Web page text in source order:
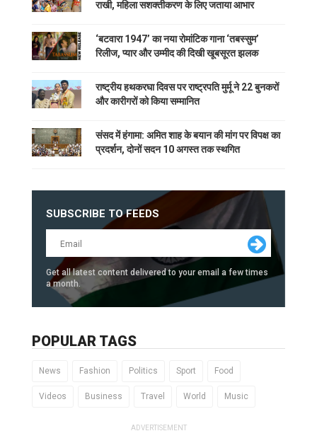
राखी, महिला सशक्तीकरण के लिए जताया आभार
‘बटवारा 1947’ का नया रोमांटिक गाना ‘तबस्सुम’
रिलीज, प्यार और उम्मीद की दिखी खूबसूरत झलक
राष्ट्रीय हथकरघा दिवस पर राष्ट्रपति मुर्मू ने 22 बुनकरों
और कारीगरों को किया सम्मानित
संसद में हंगामा: अमित शाह के बयान की मांग पर विपक्ष का
प्रदर्शन, दोनों सदन 10 अगस्त तक स्थगित
SUBSCRIBE TO FEEDS
Get all latest content delivered to your email a few times
a month.
POPULAR TAGS
News Fashion Politics Sport Food
Videos Business Travel World Music
ADVERTISEMENT